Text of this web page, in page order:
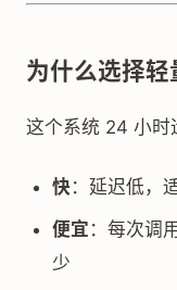
为什么选择轻
这个系统 24 小时
快：延迟低，
便宜 ：每次调
少